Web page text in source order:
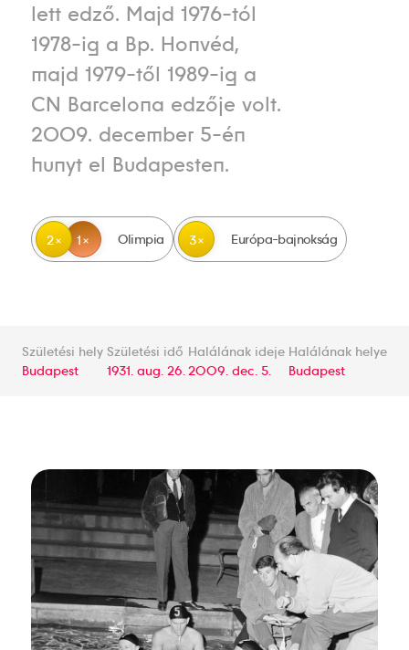
lett edző. Majd 1976-tól
1978-ig a Bp. Honvéd,
majd 1979-től 1989-ig a
CN Barcelona edzője volt.
2009. december 5-én
hunyt el Budapesten.
2 1 Olimpia 3 Európa-bajnokság
Születési hely
Budapest
Születési idő
1931. aug. 26.
Halálának ideje
2009. dec. 5.
Halálának helye
Budapest